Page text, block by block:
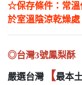
☆保存條件：常溫
於室溫陰涼乾燥處
◎台灣3號鳳梨酥
嚴選台灣 【最本